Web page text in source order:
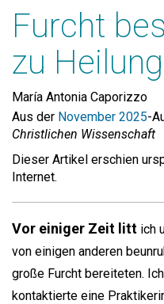
Furcht
zu Heilung
María Antonia Caporizzo
Aus der November 2025-
Christlichen Wissenschaft
Dieser Artikel erschien
Internet.
Vor einiger Zeit litt ich
von einigen anderen
große Furcht bereiteten.
kontaktierte eine